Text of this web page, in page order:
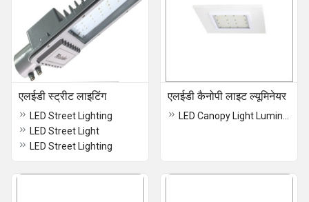
एलईडी स्ट्रीट लाइटिंग
LED Street Lighting
LED Street Light
LED Street Lighting
एलईडी कैनोपी लाइट ल्यूमिनेयर